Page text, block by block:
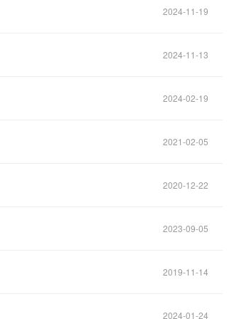
2024-11-19
2024-11-13
2024-02-19
2021-02-05
2020-12-22
2023-09-05
2019-11-14
2024-01-24